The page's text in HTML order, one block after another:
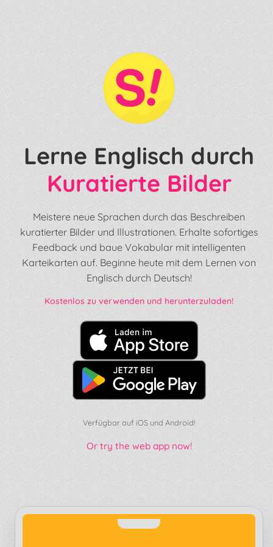
Lerne Englisch durch
Kuratierte Bilder
Meistere neue Sprachen durch das Beschreiben
kuratierter Bilder und Illustrationen. Erhalte sofortiges
Feedback und baue Vokabular mit intelligenten
Karteikarten auf. Beginne heute mit dem Lernen von
Englisch durch Deutsch!
Kostenlos zu verwenden und herunterzuladen!
Verfügbar auf iOS und Android!
Or try the web app now!